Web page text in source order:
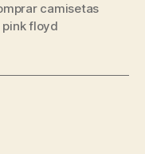
camisetas
floyd